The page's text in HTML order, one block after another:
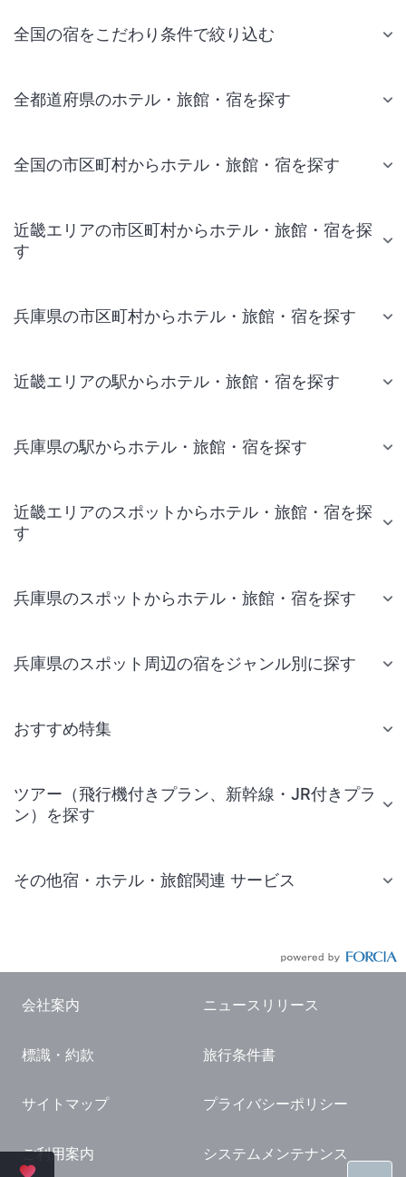
全国の宿をこだわり条件で絞り込む
全都道府県のホテル・旅館・宿を探す
全国の市区町村からホテル・旅館・宿を探す
近畿エリアの市区町村からホテル・旅館・宿を探
す
兵庫県の市区町村からホテル・旅館・宿を探す
近畿エリアの駅からホテル・旅館・宿を探す
兵庫県の駅からホテル・旅館・宿を探す
近畿エリアのスポットからホテル・旅館・宿を探
す
兵庫県のスポットからホテル・旅館・宿を探す
兵庫県のスポット周辺の宿をジャンル別に探す
おすすめ特集
ツアー（飛行機付きプラン、新幹線・JR付きプラ
ン）を探す
その他宿・ホテル・旅館関連 サービス
国内観光ガイド
旅行・観光情報
会社案内 ニュースリリース
標識・約款 旅行条件書
サイトマップ プライバシーポリシー
ご利用案内 システムメンテナンス